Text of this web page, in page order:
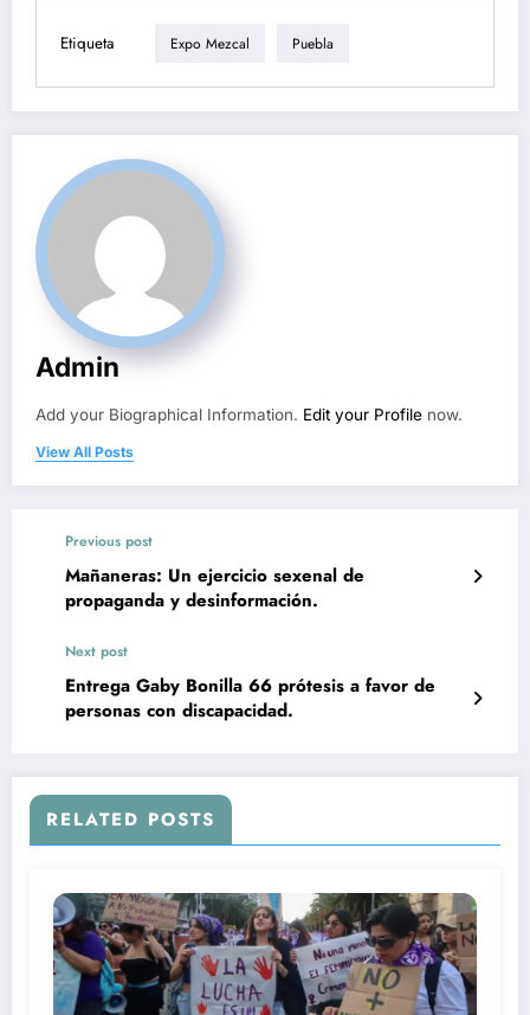
Etiqueta Expo Mezcal Puebla
Admin
Add your Biographical Information. Edit your Profile now.
View All Posts
Previous post
Mañaneras: Un ejercicio sexenal de
propaganda y desinformación.
Next post
Entrega Gaby Bonilla 66 prótesis a favor de
personas con discapacidad.
RELATED POSTS